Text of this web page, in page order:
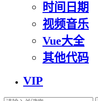
时间日期
视频音乐
Vue大全
其他代码
VIP